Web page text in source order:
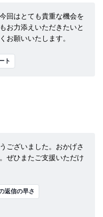
回はとても貴重な機会を
お力添えいただきたいと
お願いいたします。
ト
ございました。おかげさ
ぜひまたご支援いただけ
返信の早さ